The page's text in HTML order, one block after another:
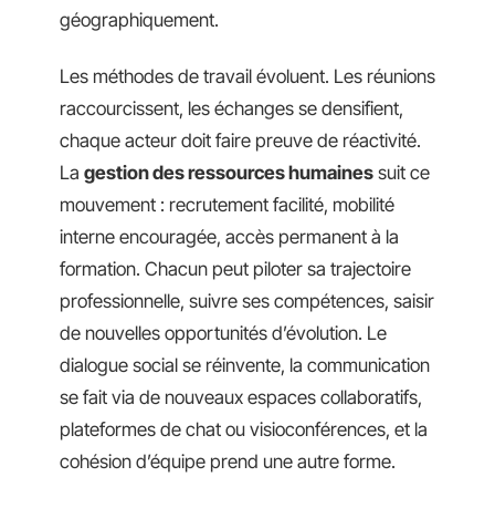
géographiquement.
Les méthodes de travail évoluent. Les réunions
raccourcissent, les échanges se densifient,
chaque acteur doit faire preuve de réactivité.
La gestion des ressources humaines suit ce
mouvement : recrutement facilité, mobilité
interne encouragée, accès permanent à la
formation. Chacun peut piloter sa trajectoire
professionnelle, suivre ses compétences, saisir
de nouvelles opportunités d’évolution. Le
dialogue social se réinvente, la communication
se fait via de nouveaux espaces collaboratifs,
plateformes de chat ou visioconférences, et la
cohésion d’équipe prend une autre forme.